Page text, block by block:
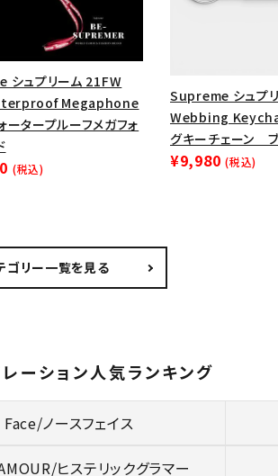
シュプリーム 21FW
Megaphone
ータープルーフメガフォ
(税込)
Supreme シュプ
Webbing
グキーチェーン
¥9,980 (税込)
ゴリー一覧を見る
ーション人気ランキング
ノースフェイス
ヒステリックグラマー